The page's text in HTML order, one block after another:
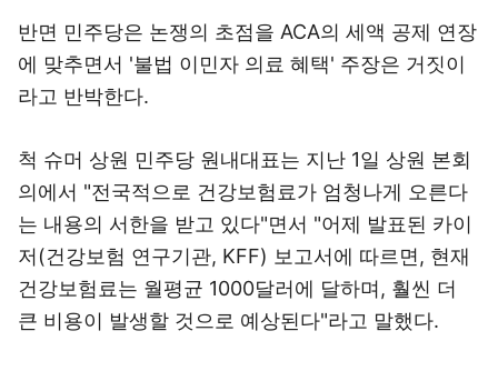
반면 민주당은 논쟁의 초점을 ACA의 세액 공제 연장
에 맞추면서 '불법 이민자 의료 혜택' 주장은 거짓이
라고 반박한다.
척 슈머 상원 민주당 원내대표는 지난 1일 상원 본회
의에서 "전국적으로 건강보험료가 엄청나게 오른다
는 내용의 서한을 받고 있다"면서 "어제 발표된 카이
저(건강보험 연구기관, KFF) 보고서에 따르면, 현재
건강보험료는 월평균 1000달러에 달하며, 훨씬 더
큰 비용이 발생할 것으로 예상된다"라고 말했다.